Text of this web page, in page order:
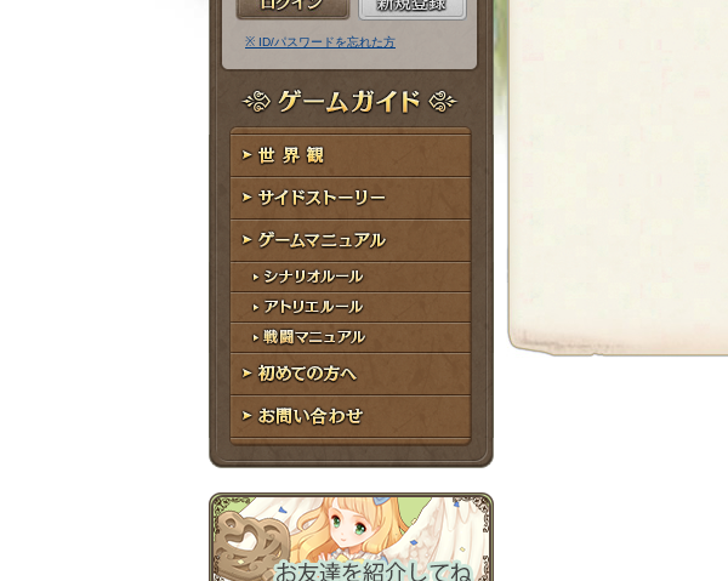
ル
ア
ド
レ
ス
ス
ー
ド
※ ID/パスワードを忘れた方
ゲームガイド
世界観
サイドストーリー
ゲームマニュアル
シナリオルール
アトリエルール
戦闘マニュアル
初めての方へ
お問い合わせ